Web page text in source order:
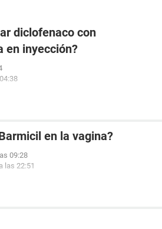
diclofenaco con
en inyección?
en la vagina?
09:28
las 22:51